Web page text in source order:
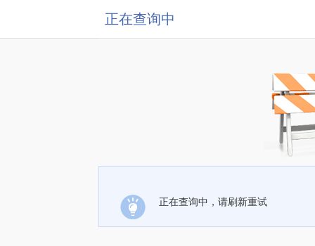
正在查询中
正在查询中，请刷新重试